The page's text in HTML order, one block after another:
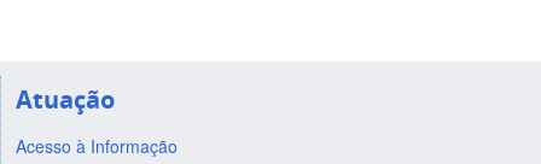
Atuação
Acesso à Informação